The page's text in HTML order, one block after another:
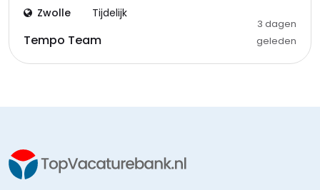
Zwolle Tijdelijk
Tempo Team
3 dagen
geleden